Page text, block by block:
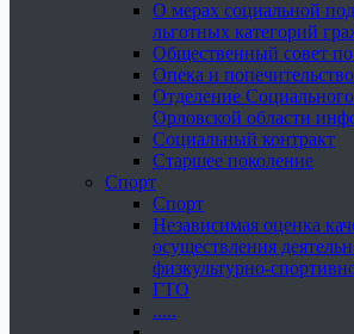
О мерах социальной
льготных категорий
Общественный совет
Опека и попечительство
Отделение
Орловской области
Социальный контракт
Старшее поколение
Спорт
Спорт
Независимая оценка
осуществления
физкультурно-
ГТО
.....